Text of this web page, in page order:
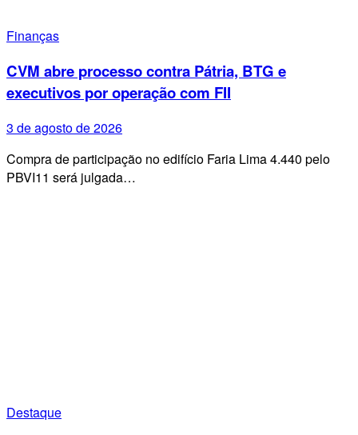
Finanças
CVM abre processo contra Pátria, BTG e
executivos por operação com FII
3 de agosto de 2026
Compra de participação no edifício Faria Lima 4.440 pelo
PBVI11 será julgada…
Destaque